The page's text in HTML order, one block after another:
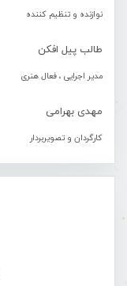
نوازنده و تنظیم کننده
طالب پیل افکن
مدیر اجرایی ، فعال هنری
مهدی بهرامی
کارگردان و تصویربردار